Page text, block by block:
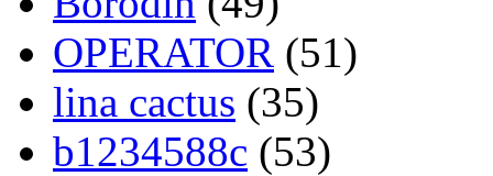
OPERATOR (51)
lina cactus (35)
b1234588c (53)